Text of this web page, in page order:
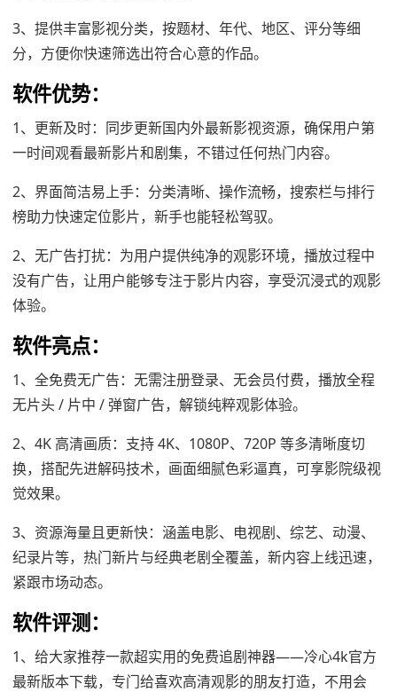
3、提供丰富影视分类，按题材、年代、地区、评分等细
分，方便你快速筛选出符合心意的作品。
软件优势：
1、更新及时：同步更新国内外最新影视资源，确保用户第
一时间观看最新影片和剧集，不错过任何热门内容。
2、界面简洁易上手：分类清晰、操作流畅，搜索栏与排行
榜助力快速定位影片，新手也能轻松驾驭。
2、无广告打扰：为用户提供纯净的观影环境，播放过程中
没有广告，让用户能够专注于影片内容，享受沉浸式的观影
体验。
软件亮点：
1、全免费无广告：无需注册登录、无会员付费，播放全程
无片头 / 片中 / 弹窗广告，解锁纯粹观影体验。
2、4K 高清画质：支持 4K、1080P、720P 等多清晰度切
换，搭配先进解码技术，画面细腻色彩逼真，可享影院级视
觉效果。
3、资源海量且更新快：涵盖电影、电视剧、综艺、动漫、
纪录片等，热门新片与经典老剧全覆盖，新内容上线迅速，
紧跟市场动态。
软件评测：
1、给大家推荐一款超实用的免费追剧神器——冷心4k官方
最新版本下载，专门给喜欢高清观影的朋友打造，不用会